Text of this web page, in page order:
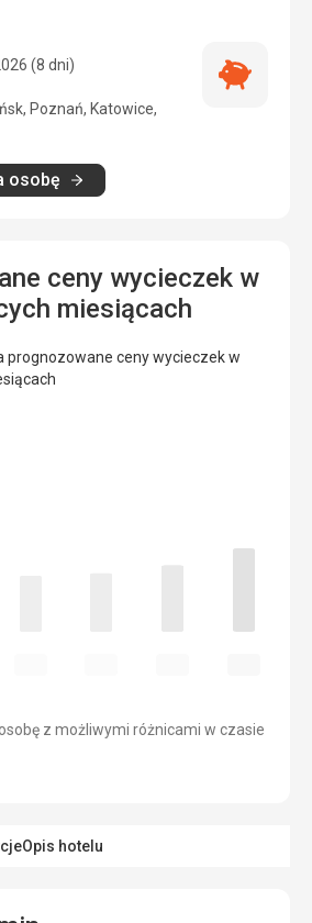
(8 dni)
Poznań, Katowice,
osobę
Najlepsza
ceny wycieczek w
miesiącach
prognozowane ceny wycieczek w
z możliwymi różnicami w czasie
Opis hotelu